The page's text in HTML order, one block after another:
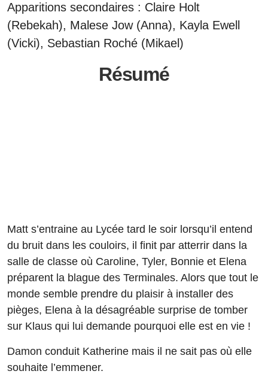
Apparitions secondaires : Claire Holt
(Rebekah), Malese Jow (Anna), Kayla Ewell
(Vicki), Sebastian Roché (Mikael)
Résumé
Matt s’entraine au Lycée tard le soir lorsqu’il entend
du bruit dans les couloirs, il finit par atterrir dans la
salle de classe où Caroline, Tyler, Bonnie et Elena
préparent la blague des Terminales. Alors que tout le
monde semble prendre du plaisir à installer des
pièges, Elena à la désagréable surprise de tomber
sur Klaus qui lui demande pourquoi elle est en vie !
Damon conduit Katherine mais il ne sait pas où elle
souhaite l’emmener.